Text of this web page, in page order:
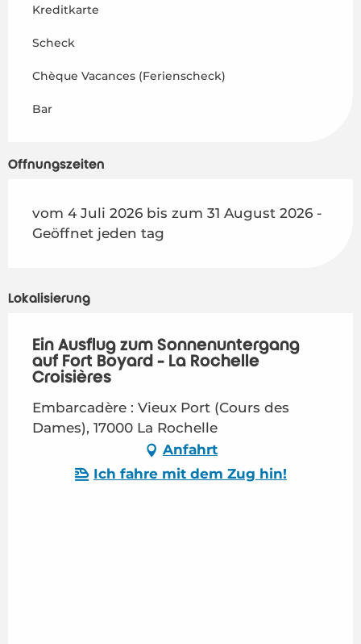
Kreditkarte
Scheck
Chèque Vacances (Ferienscheck)
Bar
Öffnungszeiten
vom 4 Juli 2026 bis zum 31 August 2026 -
Geöffnet jeden tag
Lokalisierung
Ein Ausflug zum Sonnenuntergang
auf Fort Boyard - La Rochelle
Croisières
Embarcadère : Vieux Port (Cours des
Dames), 17000 La Rochelle
Anfahrt
Ich fahre mit dem Zug hin!